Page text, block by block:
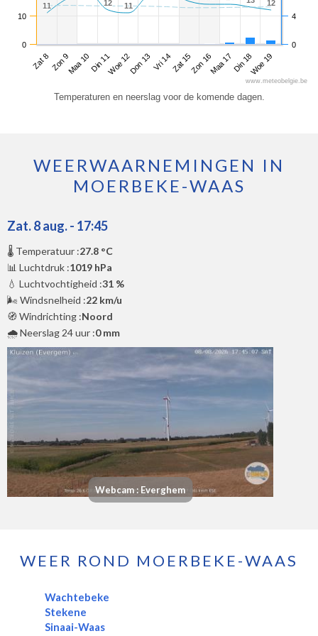
11
11
12
12 11
11 12
12
Zat 8Zon 9Maa 10Din 11Woe 12Don 13Vri 14Zat 15Zon 16Maa 17Din 18Woe 19
0
10
0
4
www.meteobelgie.be
Temperaturen en neerslag voor de komende dagen.
WEERWAARNEMINGEN IN
MOERBEKE-WAAS
Zat. 8 aug. - 17:45
🌡️ Temperatuur :27.8 °C
📊 Luchtdruk :1019 hPa
💧 Luchtvochtigheid :31 %
🌬️ Windsnelheid :22 km/u
🧭 Windrichting :Noord
🌧️ Neerslag 24 uur :0 mm
Webcam : Everghem
WEER ROND MOERBEKE-WAAS
Wachtebeke
Stekene
Sinaai-Waas